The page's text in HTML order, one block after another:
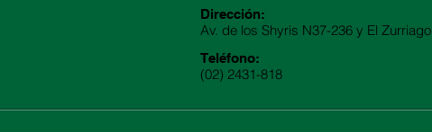
Dirección:
Av. de los Shyris N37-236 y El Zurriago
Teléfono:
(02) 2431-818